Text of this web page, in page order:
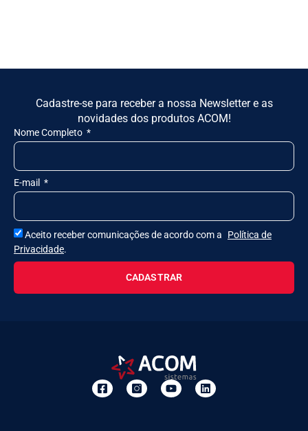
Cadastre-se para receber a nossa Newsletter e as
novidades dos produtos ACOM!
Nome Completo
E-mail
Aceito receber comunicações de acordo com a
Política de
Privacidade.
CADASTRAR